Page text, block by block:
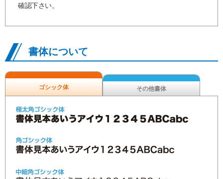
確認下さい。
書体について
ゴシック体 その他書体